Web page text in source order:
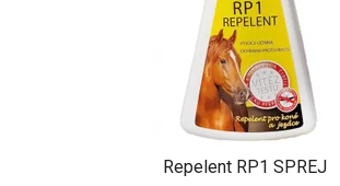
Repelent RP1 SPREJ